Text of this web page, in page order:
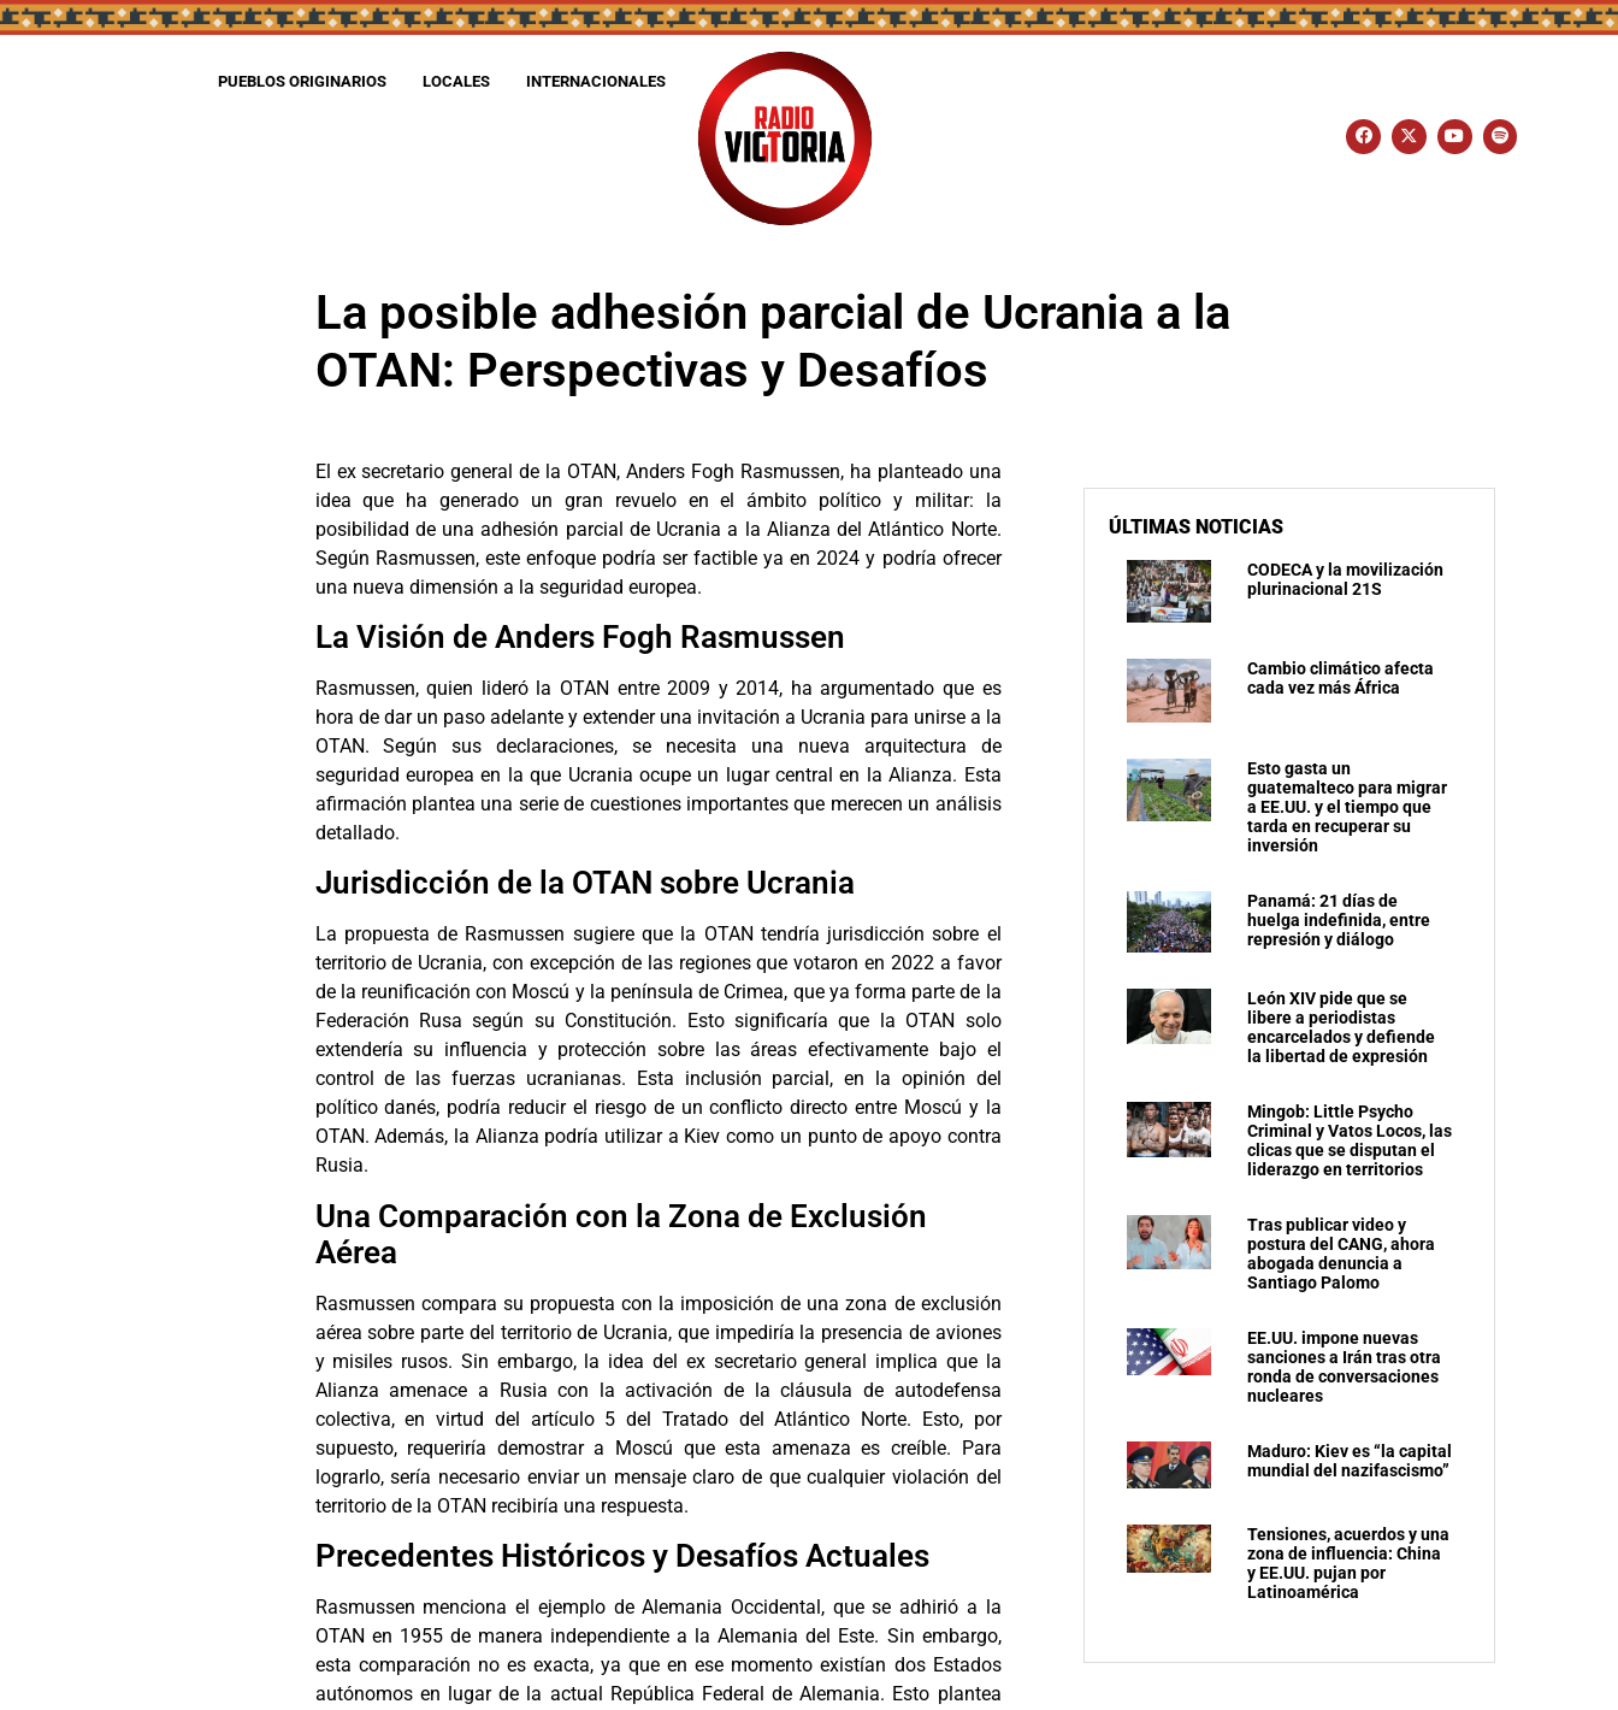
PUEBLOS ORIGINARIOS LOCALES INTERNACIONALES
La posible adhesión parcial de Ucrania a la
OTAN: Perspectivas y Desafíos
El ex secretario general de la OTAN, Anders Fogh Rasmussen, ha planteado una
idea que ha generado un gran revuelo en el ámbito político y militar: la
posibilidad de una adhesión parcial de Ucrania a la Alianza del Atlántico Norte.
Según Rasmussen, este enfoque podría ser factible ya en 2024 y podría ofrecer
una nueva dimensión a la seguridad europea.
La Visión de Anders Fogh Rasmussen
Rasmussen, quien lideró la OTAN entre 2009 y 2014, ha argumentado que es
hora de dar un paso adelante y extender una invitación a Ucrania para unirse a la
OTAN. Según sus declaraciones, se necesita una nueva arquitectura de
seguridad europea en la que Ucrania ocupe un lugar central en la Alianza. Esta
afirmación plantea una serie de cuestiones importantes que merecen un análisis
detallado.
Jurisdicción de la OTAN sobre Ucrania
La propuesta de Rasmussen sugiere que la OTAN tendría jurisdicción sobre el
territorio de Ucrania, con excepción de las regiones que votaron en 2022 a favor
de la reunificación con Moscú y la península de Crimea, que ya forma parte de la
Federación Rusa según su Constitución. Esto significaría que la OTAN solo
extendería su influencia y protección sobre las áreas efectivamente bajo el
control de las fuerzas ucranianas. Esta inclusión parcial, en la opinión del
político danés, podría reducir el riesgo de un conflicto directo entre Moscú y la
OTAN. Además, la Alianza podría utilizar a Kiev como un punto de apoyo contra
Rusia.
Una Comparación con la Zona de Exclusión
Aérea
Rasmussen compara su propuesta con la imposición de una zona de exclusión
aérea sobre parte del territorio de Ucrania, que impediría la presencia de aviones
y misiles rusos. Sin embargo, la idea del ex secretario general implica que la
Alianza amenace a Rusia con la activación de la cláusula de autodefensa
colectiva, en virtud del artículo 5 del Tratado del Atlántico Norte. Esto, por
supuesto, requeriría demostrar a Moscú que esta amenaza es creíble. Para
lograrlo, sería necesario enviar un mensaje claro de que cualquier violación del
territorio de la OTAN recibiría una respuesta.
Precedentes Históricos y Desafíos Actuales
Rasmussen menciona el ejemplo de Alemania Occidental, que se adhirió a la
OTAN en 1955 de manera independiente a la Alemania del Este. Sin embargo,
esta comparación no es exacta, ya que en ese momento existían dos Estados
autónomos en lugar de la actual República Federal de Alemania. Esto plantea
ÚLTIMAS NOTICIAS
CODECA y la movilización
plurinacional 21S
Cambio climático afecta
cada vez más África
Esto gasta un
guatemalteco para migrar
a EE.UU. y el tiempo que
tarda en recuperar su
inversión
Panamá: 21 días de
huelga indefinida, entre
represión y diálogo
León XIV pide que se
libere a periodistas
encarcelados y defiende
la libertad de expresión
Mingob: Little Psycho
Criminal y Vatos Locos, las
clicas que se disputan el
liderazgo en territorios
Tras publicar video y
postura del CANG, ahora
abogada denuncia a
Santiago Palomo
EE.UU. impone nuevas
sanciones a Irán tras otra
ronda de conversaciones
nucleares
Maduro: Kiev es “la capital
mundial del nazifascismo”
Tensiones, acuerdos y una
zona de influencia: China
y EE.UU. pujan por
Latinoamérica